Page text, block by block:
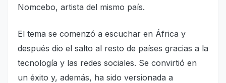
Nomcebo, artista del mismo país.
El tema se comenzó a es­cuchar en África y
después dio el salto al resto de países gracias a la
tecnología y las redes sociales. Se convirtió en
un éxito y, además, ha si­do versionada a